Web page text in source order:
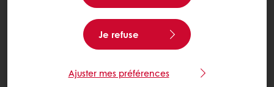
Je refuse
Ajuster mes préférences